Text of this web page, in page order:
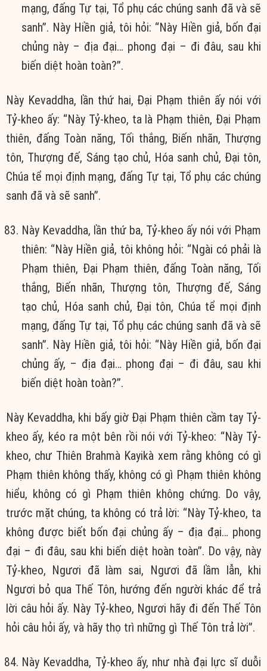
mạng, đấng Tự tại, Tổ phụ các chúng sanh đã và sẽ
sanh”. Này Hiền giả, tôi hỏi: “Này Hiền giả, bốn đại
chủng này – địa đại… phong đại – đi đâu, sau khi
biến diệt hoàn toàn?”.
Này Kevaddha, lần thứ hai, Ðại Phạm thiên ấy nói với
Tỷ-kheo ấy: “Này Tỷ-kheo, ta là Phạm thiên, Ðại Phạm
thiên, đấng Toàn năng, Tối thắng, Biến nhãn, Thượng
tôn, Thượng đế, Sáng tạo chủ, Hóa sanh chủ, Ðại tôn,
Chúa tể mọi định mạng, đấng Tự tại, Tổ phụ các chúng
sanh đã và sẽ sanh”.
Này Kevaddha, lần thứ ba, Tỷ-kheo ấy nói với Phạm
thiên: “Này Hiền giả, tôi không hỏi: “Ngài có phải là
Phạm thiên, Ðại Phạm thiên, đấng Toàn năng, Tối
thắng, Biến nhãn, Thượng tôn, Thượng đế, Sáng
tạo chủ, Hóa sanh chủ, Ðại tôn, Chúa tể mọi định
mạng, đấng Tự tại, Tổ phụ các chúng sanh đã và sẽ
sanh”. Này Hiền giả, tôi hỏi: “Này Hiền giả, bốn đại
chủng ấy, – địa đại… phong đại – đi đâu, sau khi
biến diệt hoàn toàn?”.
Này Kevaddha, khi bấy giờ Ðại Phạm thiên cầm tay Tỷ-
kheo ấy, kéo ra một bên rồi nói với Tỷ-kheo: “Này Tỷ-
kheo, chư Thiên Brahmà Kayikà xem rằng không có gì
Phạm thiên không thấy, không có gì Phạm thiên không
hiểu, không có gì Phạm thiên không chứng. Do vậy,
trước mặt chúng, ta không có trả lời: “Này Tỷ-kheo, ta
không được biết bốn đại chủng ấy – địa đại… phong
đại – đi đâu, sau khi biến diệt hoàn toàn”. Do vậy, này
Tỷ-kheo, Ngươi đã làm sai, Ngươi đã lầm lẫn, khi
Ngươi bỏ qua Thế Tôn, hướng đến người khác để trả
lời câu hỏi ấy. Này Tỷ-kheo, Ngươi hãy đi đến Thế Tôn
hỏi câu hỏi ấy, và hãy thọ trì những gì Thế Tôn trả lời”.
Này Kevaddha, Tỷ-kheo ấy, như nhà đại lực sĩ duỗi